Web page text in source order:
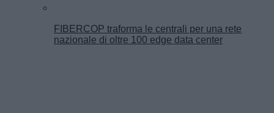
FIBERCOP traforma le centrali per una rete
nazionale di oltre 100 edge data center